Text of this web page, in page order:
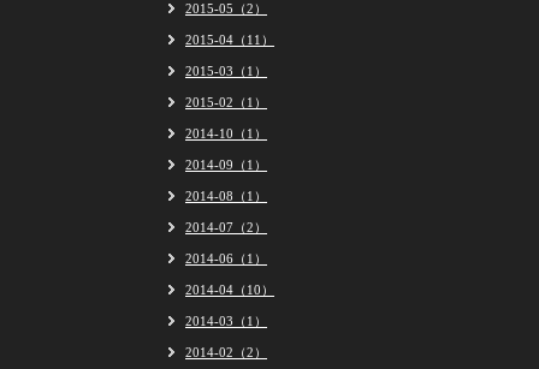
2015-05（2）
2015-04（11）
2015-03（1）
2015-02（1）
2014-10（1）
2014-09（1）
2014-08（1）
2014-07（2）
2014-06（1）
2014-04（10）
2014-03（1）
2014-02（2）